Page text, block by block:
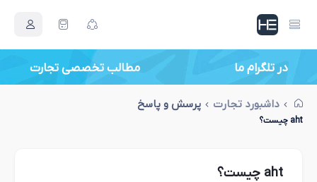
در تلگرام ما مطالب تخصصی تجارت
داشبورد تجارت پرسش و پاسخ
aht چیست؟
aht چیست؟